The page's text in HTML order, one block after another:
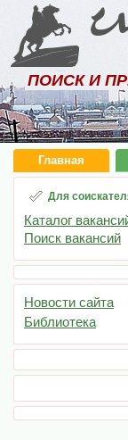
ПОИСК И
Главная
Для
Каталог
Поиск вакансий
Новости сайта
Библиотека